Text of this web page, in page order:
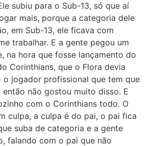
subiu para o Sub-13, só que aí
mais, porque a categoria dele
em Sub-13, ele ficava com
trabalhar. E a gente pegou um
na hora que fosse lançamento do
Corinthians, que o Flora devia
o jogador profissional que tem que
não gostou muito disso. E
com o Corinthians todo. O
culpa, a culpa é do pai, o pai fica
suba de categoria e a gente
falando com o pai que não